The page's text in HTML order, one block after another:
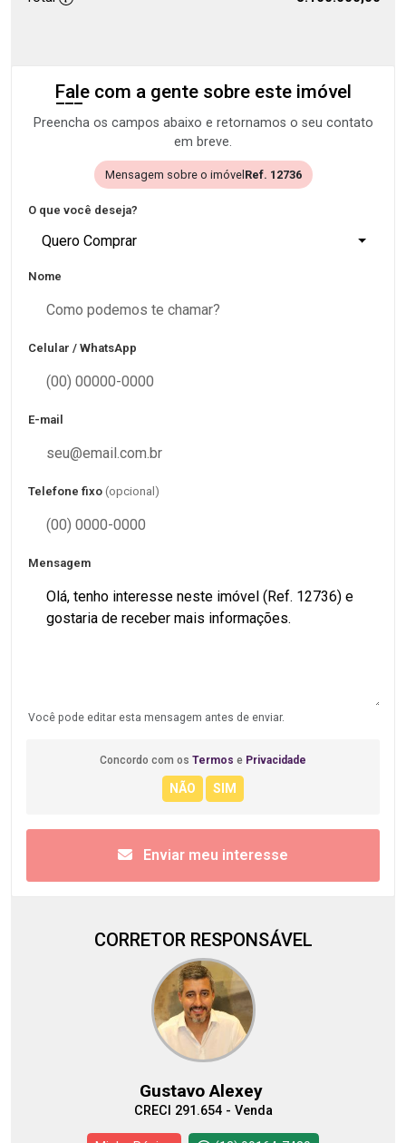
Fale com a gente sobre este imóvel
Preencha os campos abaixo e retornamos o seu contato
em breve.
Mensagem sobre o imóvel Ref. 12736
O que você deseja?
Quero Comprar
Nome
Celular / WhatsApp
E-mail
Telefone fixo (opcional)
Mensagem
Você pode editar esta mensagem antes de enviar.
Concordo com os Termos e Privacidade
Enviar meu interesse
CORRETOR RESPONSÁVEL
Gustavo Alexey
CRECI 291.654 - Venda